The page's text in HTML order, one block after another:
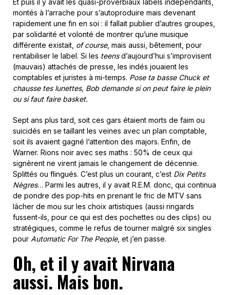
Et puis il y avait les quasi-proverbiaux labels indépendants,
montés à l’arrache pour s’autoproduire mais devenant
rapidement une fin en soi : il fallait publier d’autres groupes,
par solidarité et volonté de montrer qu’une musique
différente existait, of course, mais aussi, bêtement, pour
rentabiliser le label. Si les teensd’aujourd’hui s’improvisent
(mauvais) attachés de presse, les indés jouaient les
comptables et juristes à mi-temps. Pose ta basse Chuck et
chausse tes lunettes, Bob demande si on peut faire le plein
ou si faut faire basket.
Sept ans plus tard, soit ces gars étaient morts de faim ou
suicidés en se taillant les veines avec un plan comptable,
soit ils avaient gagné l’attention des majors. Enfin, de
Warner. Rions noir avec ses maths : 50% de ceux qui
signèrent ne virent jamais le changement de décennie.
Splittés ou flingués. C’est plus un courant, c’est Dix Petits
Nègres… Parmi les autres, il y avait R.E.M. donc, qui continua
de pondre des pop-hits en prenant le fric de MTV sans
lâcher de mou sur les choix artistiques (aussi ringards
fussent-ils, pour ce qui est des pochettes ou des clips) ou
stratégiques, comme le refus de tourner malgré six singles
pour Automatic For The People, et j’en passe.
Oh, et il y avait Nirvana
aussi. Mais bon.